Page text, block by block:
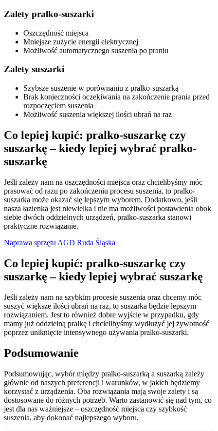
Zalety pralko-suszarki
Oszczędność miejsca
Mniejsze zużycie energii elektrycznej
Możliwość automatycznego suszenia po praniu
Zalety suszarki
Szybsze suszenie w porównaniu z pralko-suszarką
Brak konieczności oczekiwania na zakończenie prania przed
rozpoczęciem suszenia
Możliwość suszenia większej ilości ubrań na raz
Co lepiej kupić: pralko-suszarkę czy
suszarkę – kiedy lepiej wybrać pralko-
suszarkę
Jeśli zależy nam na oszczędności miejsca oraz chcielibyśmy móc
prasować od razu po zakończeniu procesu suszenia, to pralko-
suszarka może okazać się lepszym wyborem. Dodatkowo, jeśli
nasza łazienka jest niewielka i nie ma możliwości postawienia obok
siebie dwóch oddzielnych urządzeń, pralko-suszarka stanowi
praktyczne rozwiązanie.
Naprawa sprzętu AGD Ruda Śląska
Co lepiej kupić: pralko-suszarkę czy
suszarkę – kiedy lepiej wybrać suszarkę
Jeśli zależy nam na szybkim procesie suszenia oraz chcemy móc
suszyć większe ilości ubrań na raz, to suszarka będzie lepszym
rozwiązaniem. Jest to również dobre wyjście w przypadku, gdy
mamy już oddzielną pralkę i chcielibyśmy wydłużyć jej żywotność
poprzez uniknięcie intensywnego używania pralko-suszarki.
Podsumowanie
Podsumowując, wybór między pralko-suszarką a suszarką zależy
głównie od naszych preferencji i warunków, w jakich będziemy
korzystać z urządzenia. Oba rozwiązania mają swoje zalety i są
dostosowane do różnych potrzeb. Warto zastanowić się nad tym, co
jest dla nas ważniejsze – oszczędność miejsca czy szybkość
suszenia, aby dokonać najlepszego wyboru.